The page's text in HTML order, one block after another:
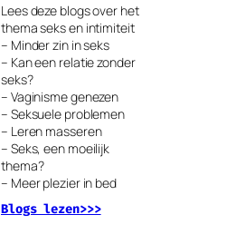
Lees deze blogs over het
thema seks en intimiteit
– Minder zin in seks
– Kan een relatie zonder
seks?
– Vaginisme genezen
– Seksuele problemen
– Leren masseren
– Seks, een moeilijk
thema?
– Meer plezier in bed
Blogs lezen>>>